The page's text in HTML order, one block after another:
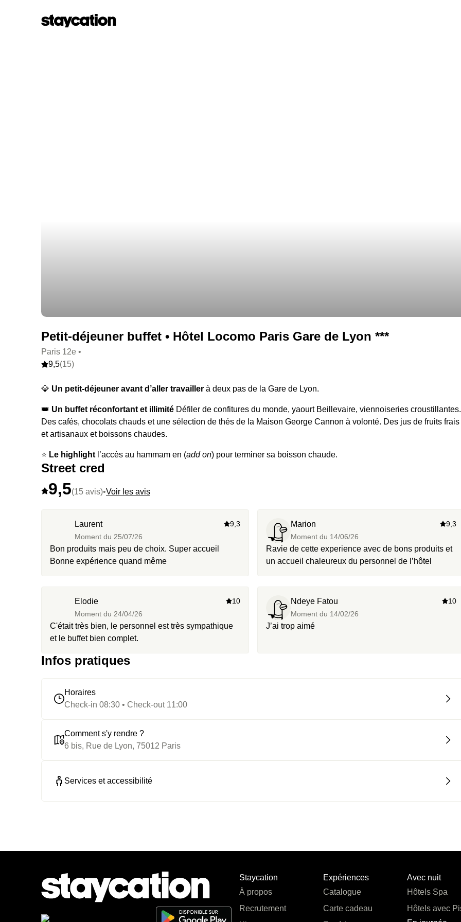
Petit-déjeuner buffet • Hôtel Locomo Paris Gare de Lyon ***
Paris 12e •
9,5(15)
💎 Un petit-déjeuner avant d’aller travailler à deux pas de la Gare de Lyon.
👑 Un buffet réconfortant et illimité Défiler de confitures du monde, yaourt Beillevaire, viennoiseries croustillantes.
Des cafés, chocolats chauds et une sélection de thés de la Maison George Cannon à volonté. Des jus de fruits frais
et artisanaux et boissons chaudes.
⭐️ Le highlight l’accès au hammam en (add on) pour terminer sa boisson chaude.
Street cred
9,5(15 avis)•Voir les avis
Laurent
Moment du 25/07/26
9,3
Bon produits mais peu de choix. Super accueil
Bonne expérience quand même
Marion
Moment du 14/06/26
9,3
Ravie de cette experience avec de bons produits et
un accueil chaleureux du personnel de l’hôtel
Elodie
Moment du 24/04/26
10
C'était très bien, le personnel est très sympathique
et le buffet bien complet.
Ndeye Fatou
Moment du 14/02/26
10
J’ai trop aimé
Infos pratiques
Horaires
Check-in 08:30 • Check-out 11:00
Comment s'y rendre ?
6 bis, Rue de Lyon, 75012 Paris
Services et accessibilité
Staycation
À propos
Recrutement
Expériences
Catalogue
Carte cadeau
Avec nuit
Hôtels Spa
Hôtels avec